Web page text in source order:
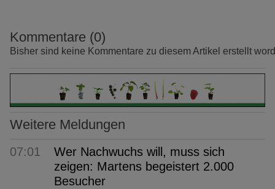
Kommentare (0)
Bisher sind keine Kommentare zu diesem Artikel erstellt
Weitere Meldungen
07:01
Wer Nachwuchs will, muss sich
zeigen: Martens begeistert 2.000
Besucher